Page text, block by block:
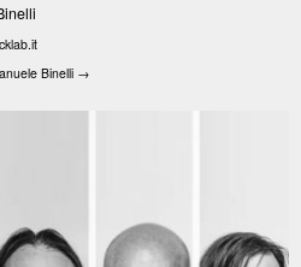
Binelli →